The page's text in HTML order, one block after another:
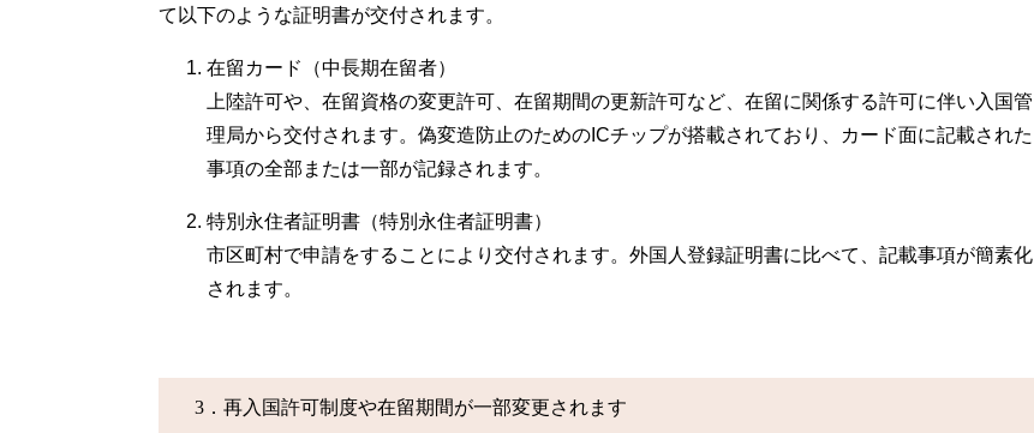
て以下のような証明書が交付されます。
在留カード（中長期在留者）
上陸許可や、在留資格の変更許可、在留期間の更新許可など、在留に関係する許可に伴い入国管
理局から交付されます。偽変造防止のためのICチップが搭載されており、カード面に記載された
事項の全部または一部が記録されます。
特別永住者証明書（特別永住者証明書）
市区町村で申請をすることにより交付されます。外国人登録証明書に比べて、記載事項が簡素化
されます。
3．再入国許可制度や在留期間が一部変更されます